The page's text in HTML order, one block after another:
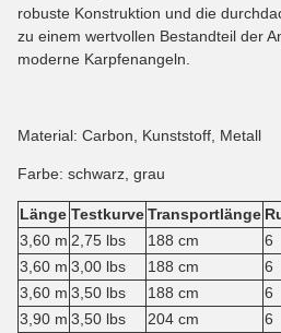
robuste Konstruktion und die
zu einem wertvollen Bestandteil der
moderne Karpfenangeln.
Material: Carbon, Kunststoff, Metall
Farbe: schwarz, grau
Länge TestkurveTransportlänge
3,60 m 2,75 lbs 188 cm
6
3,60 m 3,00 lbs 188 cm
6
3,60 m 3,50 lbs 188 cm
6
3,90 m 3,50 lbs 204 cm 6